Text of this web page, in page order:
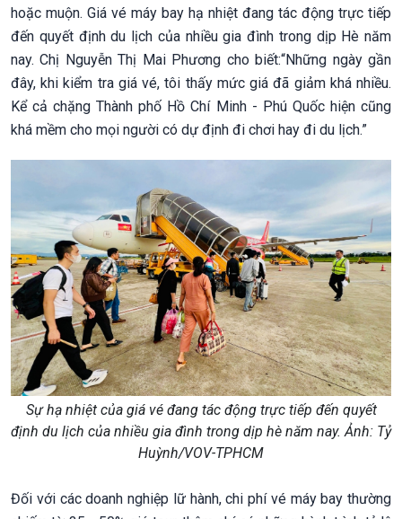
hoặc muộn. Giá vé máy bay hạ nhiệt đang tác động trực tiếp
đến quyết định du lịch của nhiều gia đình trong dịp Hè năm
nay. Chị Nguyễn Thị Mai Phương cho biết:“Những ngày gần
đây, khi kiểm tra giá vé, tôi thấy mức giá đã giảm khá nhiều.
Kể cả chặng Thành phố Hồ Chí Minh - Phú Quốc hiện cũng
khá mềm cho mọi người có dự định đi chơi hay đi du lịch.”
Sự hạ nhiệt của giá vé đang tác động trực tiếp đến quyết
định du lịch của nhiều gia đình trong dịp hè năm nay. Ảnh: Tỷ
Huỳnh/VOV-TPHCM
Đối với các doanh nghiệp lữ hành, chi phí vé máy bay thường